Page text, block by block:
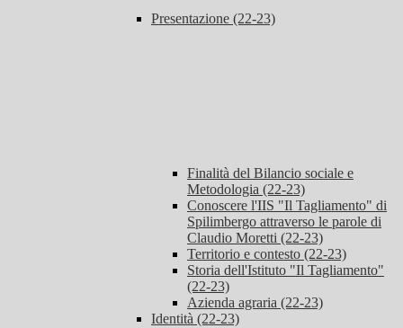
Presentazione (22-23)
Finalità del Bilancio sociale e
Metodologia (22-23)
Conoscere l'IIS "Il Tagliamento" di
Spilimbergo attraverso le parole di
Claudio Moretti (22-23)
Territorio e contesto (22-23)
Storia dell'Istituto "Il Tagliamento"
(22-23)
Azienda agraria (22-23)
Identità (22-23)